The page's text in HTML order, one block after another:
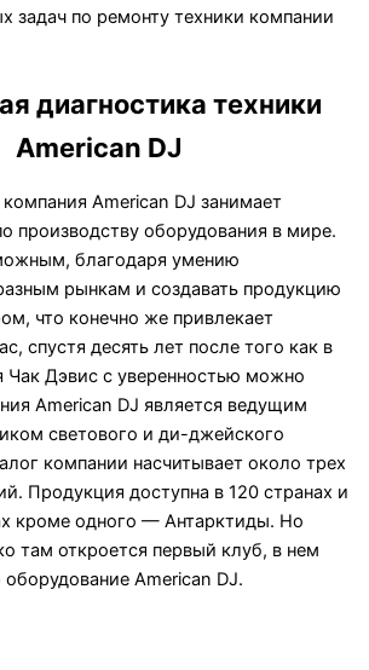
задач по ремонту техники компании
диагностика техники
American DJ
American DJ занимает
производству оборудования в мире.
благодаря умению
рынкам и создавать продукцию
что конечно же привлекает
спустя десять лет после того как в
Чак Дэвис с уверенностью можно
American DJ является ведущим
светового и ди-джейского
компании насчитывает около трех
Продукция доступна в 120 странах и
кроме одного — Антарктиды. Но
там откроется первый клуб, в нем
оборудование American DJ.